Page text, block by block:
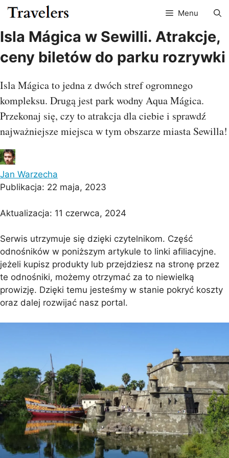
Przejdź
do
treści
Menu
Isla Mágica w Sewilli. Atrakcje,
ceny biletów do parku rozrywki
Isla Mágica to jedna z dwóch stref ogromnego
kompleksu. Drugą jest park wodny Aqua Mágica.
Przekonaj się, czy to atrakcja dla ciebie i sprawdź
najważniejsze miejsca w tym obszarze miasta Sewilla!
Jan Warzecha
Publikacja: 22 maja, 2023
Aktualizacja: 11 czerwca, 2024
Serwis utrzymuje się dzięki czytelnikom. Część
odnośników w poniższym artykule to linki afiliacyjne.
jeżeli kupisz produkty lub przejdziesz na stronę przez
te odnośniki, możemy otrzymać za to niewielką
prowizję. Dzięki temu jesteśmy w stanie pokryć koszty
oraz dalej rozwijać nasz portal.